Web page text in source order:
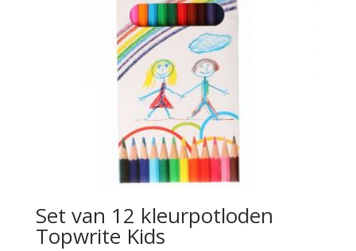
Set van 12 kleurpotloden
Topwrite Kids